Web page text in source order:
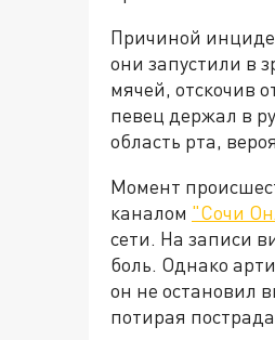
Причиной
они запустили в
мячей, отскочив
певец держал в
область рта,
Момент
каналом "Сочи
сети. На записи
боль. Однако
он не остановил
потирая